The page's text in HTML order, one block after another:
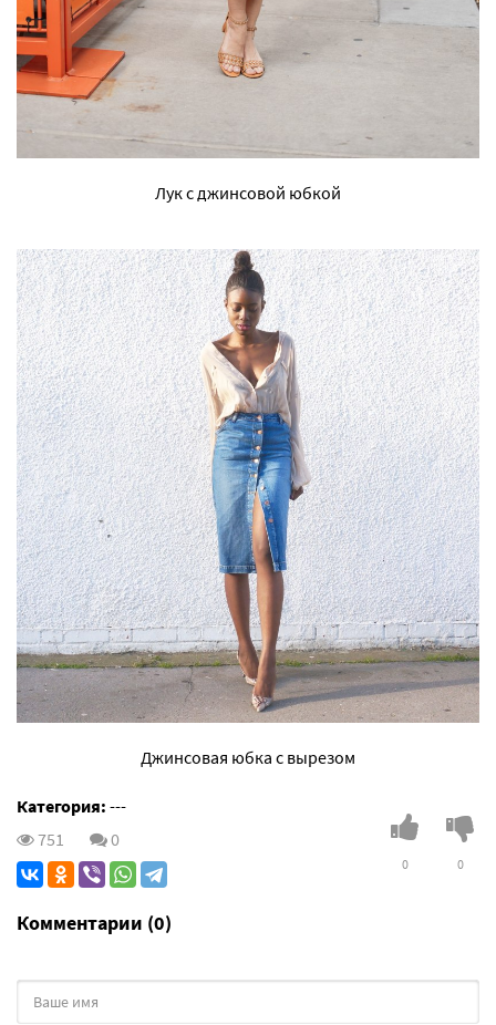
Лук с джинсовой юбкой
Джинсовая юбка с вырезом
Категория: ---
751
0
0 0
Комментарии (0)